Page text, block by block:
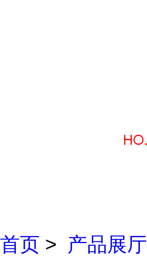
首页 > 产品展厅